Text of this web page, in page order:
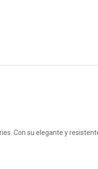
Con su elegante y